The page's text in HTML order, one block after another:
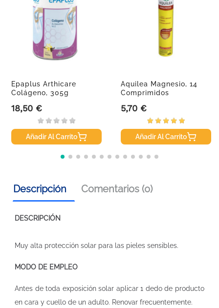
Epaplus Arthicare
Colágeno, 305g
Precio
18,50 €
Añadir Al Carrito
Aquilea Magnesio, 14
Comprimidos
Precio
5,70 €
Añadir Al Carrito
Descripción Comentarios (0)
DESCRIPCIÓN
Muy alta protección solar para las pieles sensibles.
MODO DE EMPLEO
Antes de toda exposición solar aplicar 1 dedo de producto
en cara y cuello de un adulto. Renovar frecuentemente.